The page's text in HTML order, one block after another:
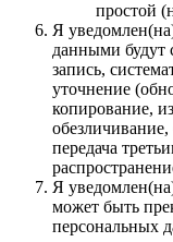
простой
Я
данными будут
запись,
уточнение
копирование,
передача
Я
может быть
персональных